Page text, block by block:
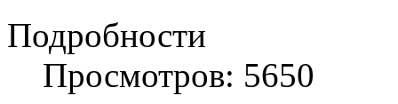
Подробности
Просмотров: 5650